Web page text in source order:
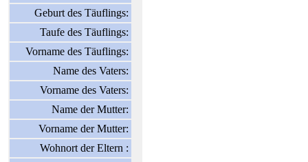
Geburt des Täuflings:
Taufe des Täuflings:
Vorname des Täuflings:
Name des Vaters:
Vorname des Vaters:
Name der Mutter:
Vorname der Mutter:
Wohnort der Eltern :